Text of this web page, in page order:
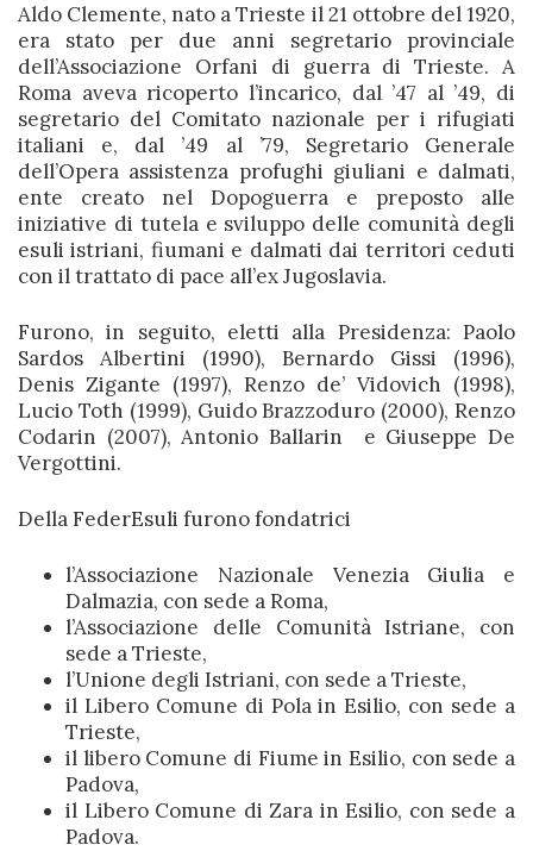
Aldo Clemente, nato a Trieste il 21 ottobre del 1920,
era stato per due anni segretario provinciale
dell’Associazione Orfani di guerradi Trieste. A
Roma aveva ricoperto l’incarico, dal ’47 al ’49, di
segretario del Comitato nazionale per i rifugiati
italiani e, dal ’49 al ’79, Segretario Generale
dell’Opera assistenza profughi giuliani e dalmati,
ente creato nel Dopoguerra e preposto alle
iniziative di tutela e sviluppo delle comunità degli
esuli istriani, fiumani e dalmati dai territori ceduti
con il trattato di pace all’ex Jugoslavia.
Furono, in seguito, eletti alla Presidenza: Paolo
Sardos Albertini (1990), Bernardo Gissi (1996),
Denis Zigante (1997), Renzo de’ Vidovich (1998),
Lucio Toth (1999), Guido Brazzoduro (2000),Renzo
Codarin (2007), Antonio Ballarin e Giuseppe De
Vergottini.
Della FederEsuli furono fondatrici
l’Associazione Nazionale Venezia Giulia e
Dalmazia, con sede a Roma,
l’Associazione delle Comunità Istriane, con
sede a Trieste,
l’Unione degli Istriani, con sede a Trieste,
il Libero Comune di Pola in Esilio, con sede a
Trieste,
il libero Comune di Fiume in Esilio, con sede a
Padova,
il Libero Comune di Zara in Esilio, con sede a
Padova.